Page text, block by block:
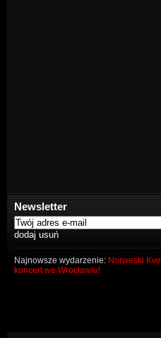
Newsletter
Najnowsze wydarzenie: Norweski
koncert we Wrocławiu!